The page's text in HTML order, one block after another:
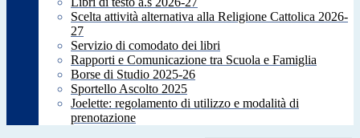
Scelta attività alternativa alla Religione Cattolica 2026-
27
Servizio di comodato dei libri
Rapporti e Comunicazione tra Scuola e Famiglia
Borse di Studio 2025-26
Sportello Ascolto 2025
Joelette: regolamento di utilizzo e modalità di
prenotazione